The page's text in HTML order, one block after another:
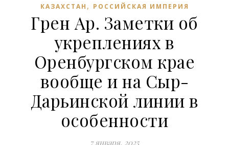
КАЗАХСТАН , РОССИЙСКАЯ ИМПЕРИЯ
Грен Ар. Заметки об
укреплениях в
Оренбургском крае
вообще и на Сыр-
Дарьинской линии в
особенности
7 января, 2025